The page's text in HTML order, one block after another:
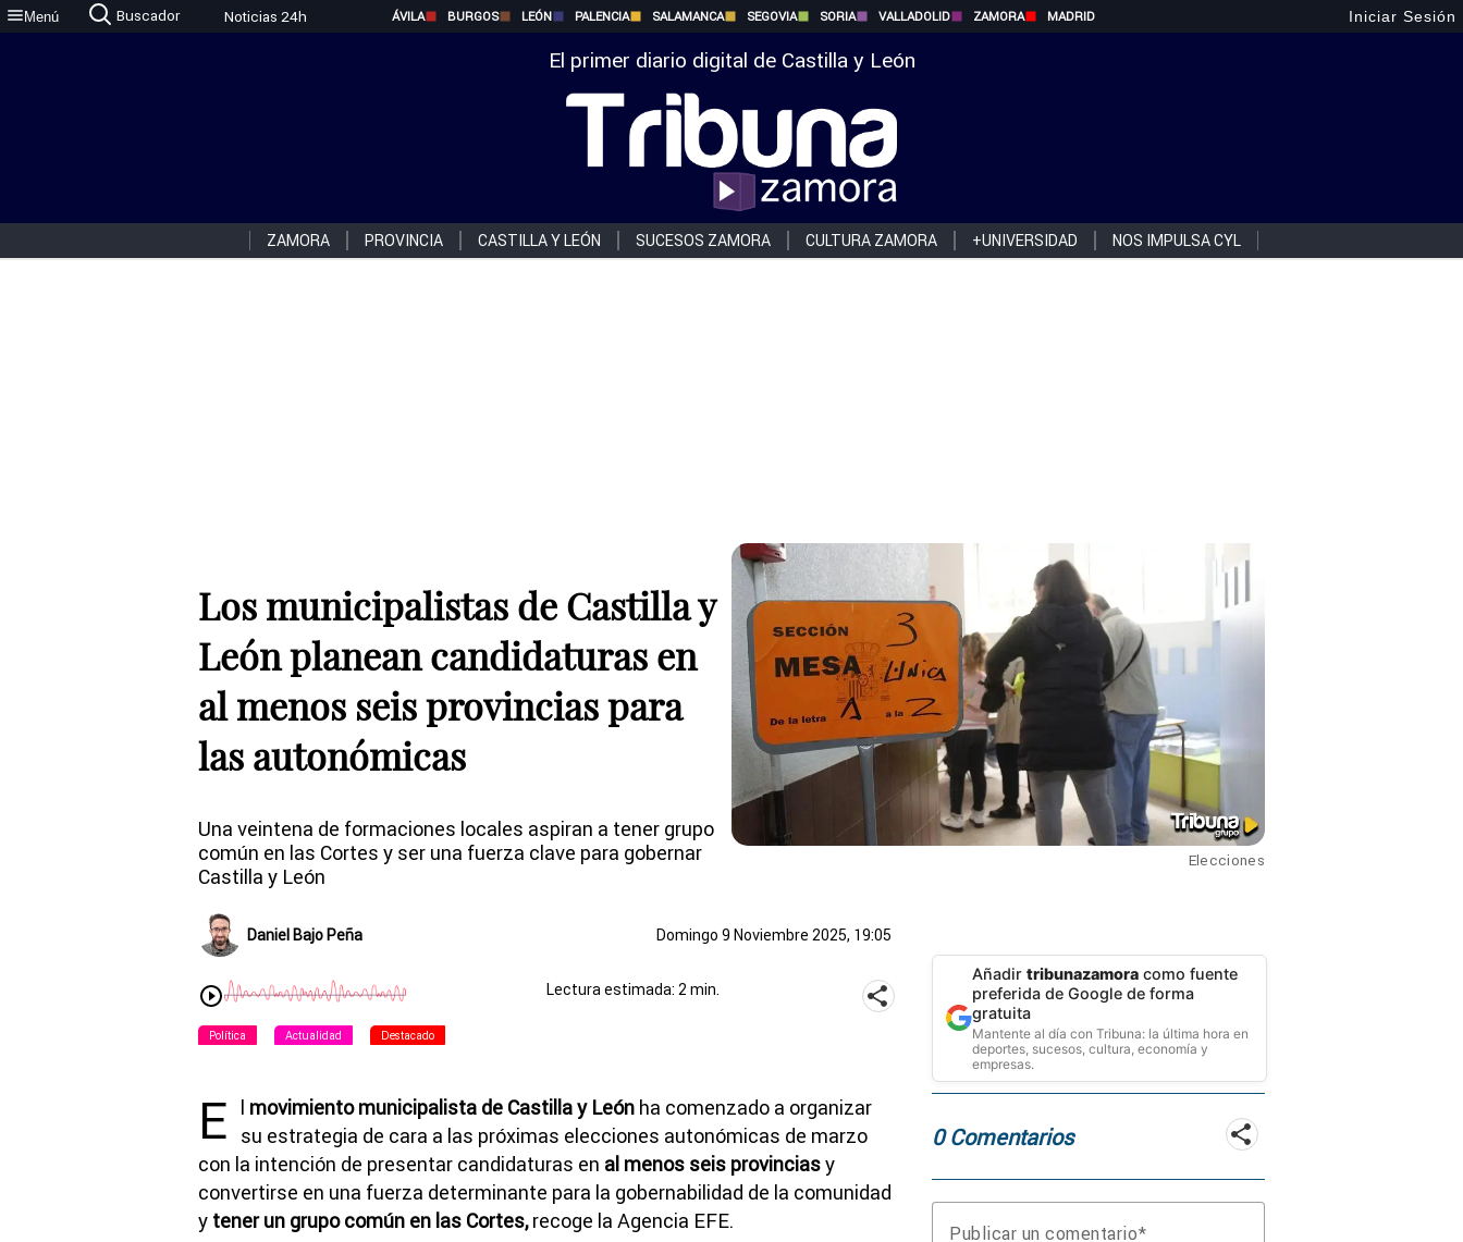
Menú Buscador Noticias 24h ÁVILA BURGOS LEÓN PALENCIA SALAMANCA SEGOVIA SORIA VALLADOLID ZAMORA MADRID Iniciar Sesión
El primer diario digital de Castilla y León
ZAMORA PROVINCIA CASTILLA Y LEÓN SUCESOS ZAMORA CULTURA ZAMORA +UNIVERSIDAD NOS IMPULSA CYL
Los municipalistas de Castilla y
León planean candidaturas en
al menos seis provincias para
las autonómicas
Una veintena de formaciones locales aspiran a tener grupo
común en las Cortes y ser una fuerza clave para gobernar
Castilla y León
Elecciones
Daniel Bajo Peña Domingo 9 Noviembre 2025, 19:05
Lectura estimada: 2 min.
Política Actualidad Destacado
E l movimiento municipalista de Castilla y León ha comenzado a organizar
su estrategia de cara a las próximas elecciones autonómicas de marzo
con la intención de presentar candidaturas en al menos seis provinciasy
convertirse en una fuerza determinante para la gobernabilidad de la comunidad
y tener un grupo común en las Cortes,recoge la Agencia EFE.
Añadir tribunazamora como fuente
preferida de Google de forma
gratuita
Mantente al día con Tribuna: la última hora en
deportes, sucesos, cultura, economía y
empresas.
0 Comentarios
Publicar un comentario